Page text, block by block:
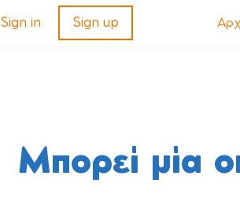
Sign in Sign up
Μπορεί μία